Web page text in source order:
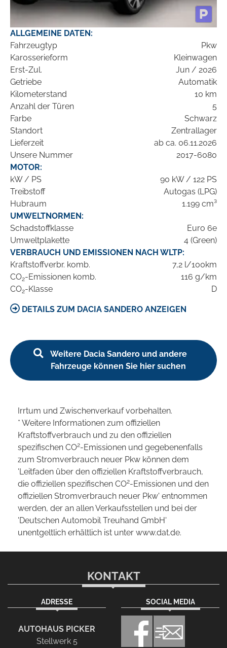
ALLGEMEINE DATEN:
Fahrzeugtyp
Pkw
Karosserieform
Kleinwagen
Erst-Zul.
Jun / 2026
Getriebe
Automatik
Kilometerstand
10 km
Anzahl der Türen
5
Farbe
Schwarz
Standort
Zentrallager
Lieferzeit
ab ca. 06.11.2026
Unsere Nummer
2017-6080
MOTOR:
kW / PS
90 kW / 122 PS
Treibstoff
Autogas (LPG)
Hubraum
1.199 cm³
UMWELTNORMEN:
Schadstoffklasse
Euro 6e
Umweltplakette
4 (Green)
VERBRAUCH UND EMISSIONEN NACH WLTP:
Kraftstoffverbr. komb.
7,2 l/100km
CO2-Emissionen komb.
116 g/km
CO2-Klasse D
DETAILS ZUM DACIA SANDERO ANZEIGEN
Weitere Dacia Sandero und andere
Fahrzeuge können Sie hier suchen
Irrtum und Zwischenverkauf vorbehalten.
* Weitere Informationen zum offiziellen
Kraftstoffverbrauch und zu den offiziellen
spezifischen CO2-Emissionen und gegebenenfalls
zum Stromverbrauch neuer Pkw können dem
'Leitfaden über den offiziellen Kraftstoffverbrauch,
die offiziellen spezifischen CO2-Emissionen und den
offiziellen Stromverbrauch neuer Pkw' entnommen
werden, der an allen Verkaufsstellen und bei der
'Deutschen Automobil Treuhand GmbH'
unentgeltlich erhältlich ist unter www.dat.de.
KONTAKT
ADRESSE
AUTOHAUS PICKER
Stellwerk 5
SOCIAL MEDIA